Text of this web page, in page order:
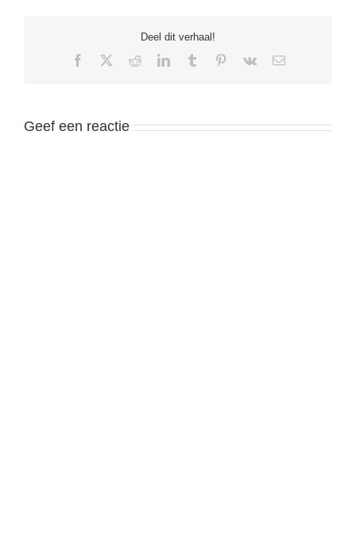
Deel dit verhaal!
Facebook RedditLinkedInTumblr Pinterest
Vk Email
Geef een reactie